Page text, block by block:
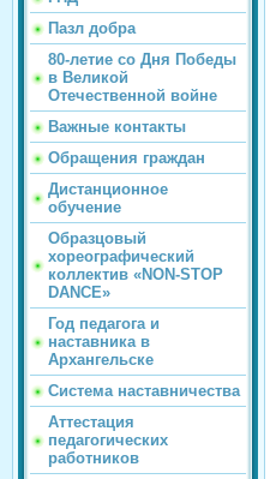
Пазл добра
80-летие со Дня Победы
в Великой
Отечественной войне
Важные контакты
Обращения граждан
Дистанционное
обучение
Образцовый
хореографический
коллектив «NON-STOP
DANCE»
Год педагога и
наставника в
Архангельске
Система наставничества
Аттестация
педагогических
работников